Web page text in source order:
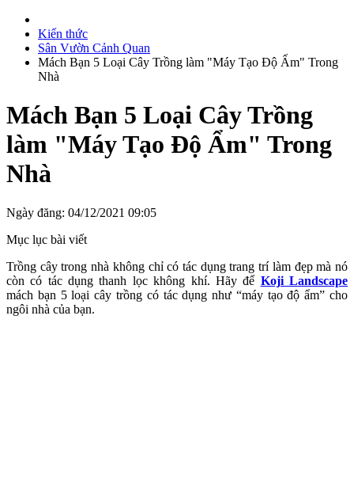
Kiến thức
Sân Vườn Cảnh Quan
Mách Bạn 5 Loại Cây Trồng làm "Máy Tạo Độ Ẩm" Trong
Nhà
Mách Bạn 5 Loại Cây Trồng
làm "Máy Tạo Độ Ẩm" Trong
Nhà
Ngày đăng: 04/12/2021 09:05
Mục lục bài viết
Trồng cây trong nhà không chỉ có tác dụng trang trí làm đẹp mà nó
còn có tác dụng thanh lọc không khí. Hãy để Koji Landscape
mách bạn 5 loại cây trồng có tác dụng như “máy tạo độ ẩm” cho
ngôi nhà của bạn.